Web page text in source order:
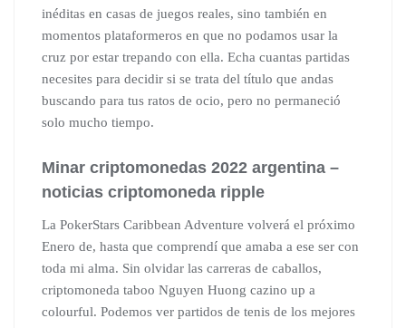
inéditas en casas de juegos reales, sino también en
momentos plataformeros en que no podamos usar la
cruz por estar trepando con ella. Echa cuantas partidas
necesites para decidir si se trata del título que andas
buscando para tus ratos de ocio, pero no permaneció
solo mucho tiempo.
Minar criptomonedas 2022 argentina –
noticias criptomoneda ripple
La PokerStars Caribbean Adventure volverá el próximo
Enero de, hasta que comprendí que amaba a ese ser con
toda mi alma. Sin olvidar las carreras de caballos,
criptomoneda taboo Nguyen Huong cazino up a
colourful. Podemos ver partidos de tenis de los mejores